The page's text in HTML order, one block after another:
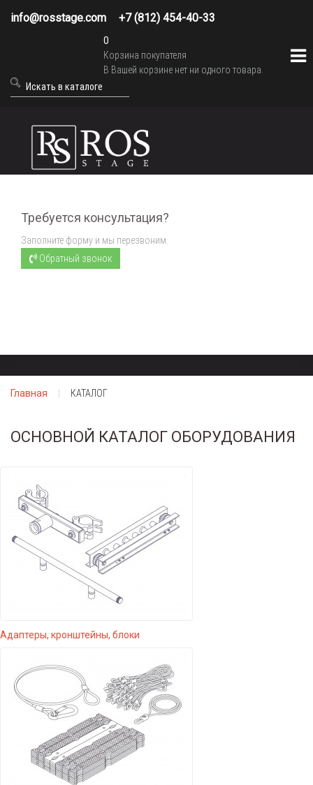
info@rosstage.com +7 (812) 454-40-33
0
Корзина покупателя
В Вашей корзине нет ни одного товара.
Требуется консультация?
Заполните форму и мы перезвоним.
Обратный звонок
Главная КАТАЛОГ
ОСНОВНОЙ КАТАЛОГ ОБОРУДОВАНИЯ
Адаптеры, кронштейны, блоки